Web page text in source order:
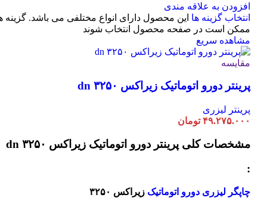
افزودن به علاقه مندی
انتخاب گزینه ها این محصول دارای انواع مختلفی می باشد. گزینه
ممکن است در صفحه محصول انتخاب شوند
مشاهده سریع
مقایسه
پرینتر دورو اتوماتیک زیراکس dn ۳۲۵۰
پرینتر لیزری
۴۹.۲۷۵.۰۰۰ تومان
مشخصات کلی پرینتر دورو اتوماتیک زیراکس dn ۳۲۵۰
:
چاپگر لیزری دورو اتوماتیک زیراکس ۳۲۵۰